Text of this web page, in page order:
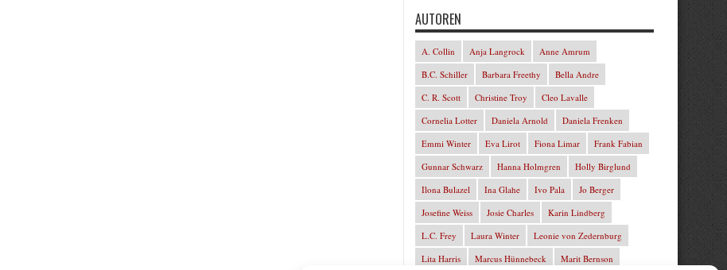
AUTOREN
A. Collin Anja Langrock
Anne Amrum
B.C. Schiller
Barbara Freethy
Bella Andre
C. R. Scott
Christine Troy
Cleo Lavalle
Cornelia Lotter
Daniela Arnold
Daniela Frenken
Emmi Winter
Eva Lirot Fiona Limar
Frank Fabian
Gunnar Schwarz
Hanna Holmgren
Holly Birglund
Ilona Bulazel
Ina Glahe Ivo Pala
Jo Berger
Josefine Weiss
Josie Charles
Karin Lindberg
L.C. Frey
Laura Winter
Leonie von Zedernburg
Lita Harris
Marcus Hünnebeck Marit Bernson